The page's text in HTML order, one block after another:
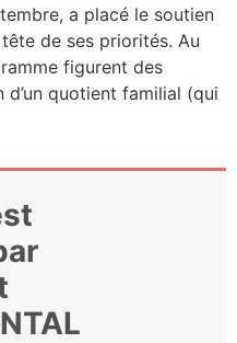
a pla­cé le sou­tien
de ses prio­ri­tés. Au
figurent des
d’un quo­tient fami­lial (qui